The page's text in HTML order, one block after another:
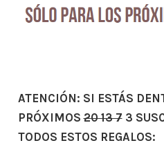
ATENCIÓN: SI ESTÁS
PRÓXIMOS20 13 73
TODOS ESTOS REGALOS: